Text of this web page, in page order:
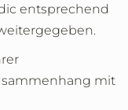
entsprechend
mit